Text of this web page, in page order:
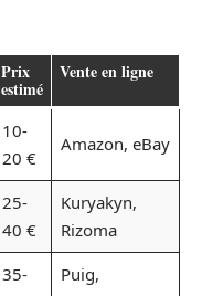
Prix
estimé
Vente en ligne
10-
20 €
Amazon, eBay
25-
40 €
Kuryakyn,
Rizoma
35-
Puig,